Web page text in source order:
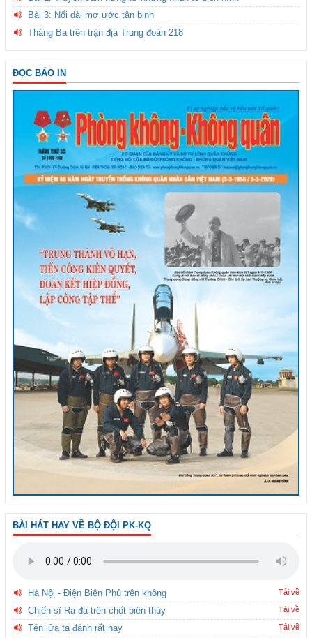
Bài 3: Nối dài mơ ước tân binh
Tháng Ba trên trận địa Trung đoàn 218
ĐỌC BÁO IN
BÀI HÁT HAY VỀ BỘ ĐỘI PK-KQ
Hà Nội - Điện Biên Phủ trên không Tải về
Chiến sĩ Ra đa trên chốt biên thùy Tải về
Tên lửa ta đánh rất hay Tải về